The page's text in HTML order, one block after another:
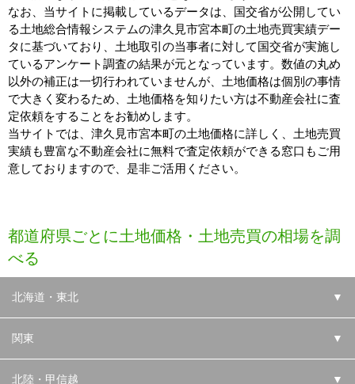
なお、当サイトに掲載しているデータは、国交省が公開してい
る土地総合情報システムの津久見市宮本町の土地売買実績デー
タに基づいており、土地取引の当事者に対して国交省が実施し
ているアンケート調査の結果が元となっています。数値の丸め
以外の補正は一切行われていませんが、土地価格は個別の事情
で大きく変わるため、土地価格を知りたい方は不動産会社に査
定依頼をすることをお勧めします。
当サイトでは、津久見市宮本町の土地価格に詳しく、土地売買
実績も豊富な不動産会社に無料で査定依頼ができる窓口もご用
意しておりますので、是非ご活用ください。
都道府県ごとに土地価格・土地売買の相場を調
べる
北海道・東北 ▼
関東 ▼
北陸・甲信越 ▼